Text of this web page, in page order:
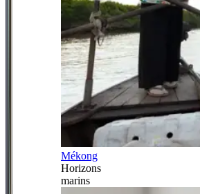
Mékong
Horizons
marins